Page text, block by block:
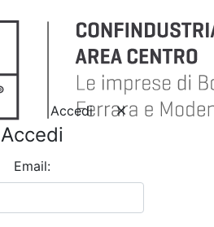
Accedi
Accedi
Email: